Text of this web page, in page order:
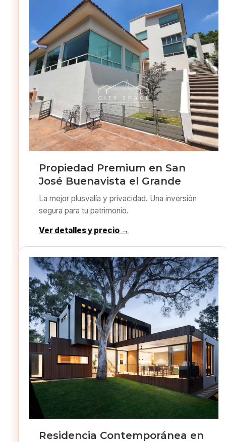
Propiedad Premium en San
José Buenavista el Grande
La mejor plusvalía y privacidad. Una inversión
segura para tu patrimonio.
Ver detalles y precio →
Residencia Contemporánea en